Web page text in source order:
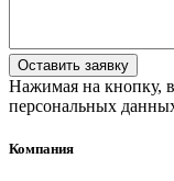
Нажимая на кнопку,
персональных
Компания